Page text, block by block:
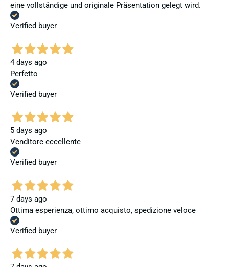
eine vollständige und originale Präsentation gelegt wird.
Verified buyer
4 days ago
Perfetto
Verified buyer
5 days ago
Venditore eccellente
Verified buyer
7 days ago
Ottima esperienza, ottimo acquisto, spedizione veloce
Verified buyer